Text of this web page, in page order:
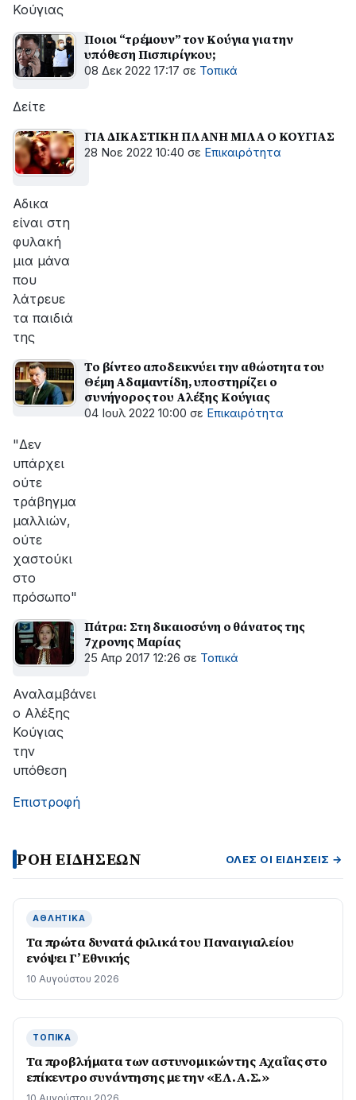
Κούγιας
Ποιοι “τρέμουν” τον Κούγια για την
υπόθεση Πισπιρίγκου;
08 Δεκ 2022 17:17 σε Τοπικά
Δείτε
ΓΙΑ ΔΙΚΑΣΤΙΚΗ ΠΛΑΝΗ ΜΙΛΑ Ο ΚΟΥΓΙΑΣ
28 Νοε 2022 10:40 σε Επικαιρότητα
Αδικα
είναι στη
φυλακή
μια μάνα
που
λάτρευε
τα παιδιά
της
Το βίντεο αποδεικνύει την αθώοτητα του
Θέμη Αδαμαντίδη, υποστηρίζει ο
συνήγορος του Αλέξης Κούγιας
04 Ιουλ 2022 10:00 σε Επικαιρότητα
"Δεν
υπάρχει
ούτε
τράβηγμα
μαλλιών,
ούτε
χαστούκι
στο
πρόσωπο"
Πάτρα: Στη δικαιοσύνη ο θάνατος της
7χρονης Μαρίας
25 Απρ 2017 12:26 σε Τοπικά
Αναλαμβάνει
ο Αλέξης
Κούγιας
την
υπόθεση
Επιστροφή
ΡΟΗ ΕΙΔΗΣΕΩΝ ΌΛΕΣ ΟΙ ΕΙΔΉΣΕΙΣ →
ΑΘΛΗΤΙΚΆ
Τα πρώτα δυνατά φιλικά του Παναιγιαλείου
ενόψει Γ’ Εθνικής
10 Αυγούστου 2026
ΤΟΠΙΚΆ
Τα προβλήματα των αστυνομικών της Αχαΐας στο
επίκεντρο συνάντησης με την «ΕΛ.Α.Σ.»